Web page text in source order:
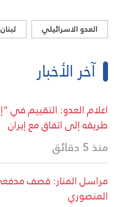
العدو الاسرائيلي لبنان
آخر الأخبار
اعلام العدو: التقييم في
طريقه إلى اتفاق مع إيران
منذ 5 دقائق
مراسل المنار: قصف
المنصوري